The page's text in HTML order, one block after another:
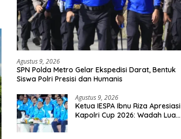
Agustus 9, 2026
SPN Polda Metro Gelar Ekspedisi Darat, Bentuk
Siswa Polri Presisi dan Humanis
Agustus 9, 2026
Ketua IESPA Ibnu Riza Apresiasi
Kapolri Cup 2026: Wadah Luar